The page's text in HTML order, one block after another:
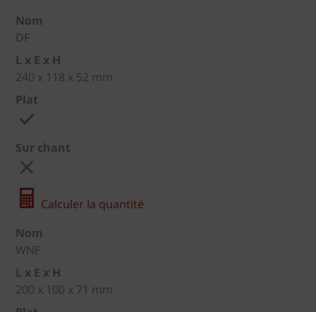
Nom
DF
L x E x H
240 x 118 x 52 mm
Plat
Sur chant
Calculer la quantité
Nom
WNF
L x E x H
200 x 100 x 71 mm